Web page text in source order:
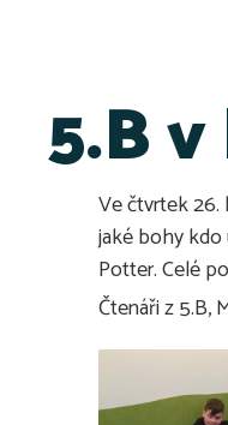
5.B
Ve čtvrtek 26.
jaké bohy
Potter. Celé
Čtenáři z 5.B,